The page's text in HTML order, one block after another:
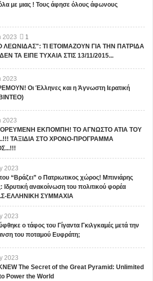
με μιας ! Τους άφησε όλους άφωνους
2023
1
ΛΕΩΝΙΔΑΣ": ΤΙ ΕΤΟΙΜΑΖΟΥΝ ΓΙΑ ΤΗΝ ΠΑΤΡΙΔΑ
ΤΑ ΕΙΠΕ ΤΥΧΑΙΑ ΣΤΙΣ 13/11/2015...
2023
Οι Έλληνες και η Άγνωστη Ιερατική
2023
ΕΚΠΟΜΠΗ! ΤΟ ΑΓΝΩΣΤΟ ΑΤΙΑ ΤΟΥ
ΤΑΞΙΔΙΑ ΣΤΟ ΧΡΟΝΟ-ΠΡΟΓΡΑΜΜΑ
2023
“Βράζει” ο Πατριωτικος χώρος! Μπινιάρης
Ιδρυτική ανακοίνωση του πολιτικού φορέα
ΕΛΛΗΝΙΚΗ ΣΥΜΜΑΧΙΑ
2023
ο τάφος του Γίγαντα Γκιλγκαμές μετά την
του ποταμού Ευφράτη;
2023
The Secret of the Great Pyramid: Unlimited
Power the World